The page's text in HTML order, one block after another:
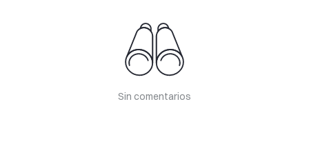
Sin comentarios